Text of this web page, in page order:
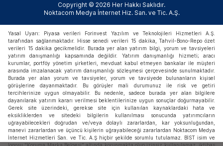
Copyright © 2026 Her Hakkı Saklıdır.
Noktacom Medya İnternet Hiz. San. ve Tic. A.Ş.
Yasal Uyarı: Piyasa verileri Forinvest Yazılım ve Teknolojileri Hizmetleri A.Ş.
tarafından sağlanmaktadır. Hisse senedi verileri 15 dakika, Tahvil-Bono-Repo özet
verileri 15 dakika gecikmelidir. Burada yer alan yatırım bilgi, yorum ve tavsiyeleri
yatırım danışmanlığı kapsamında değildir. Yatırım danışmanlığı hizmeti; aracı
kurumlar, portföy yönetim şirketleri, mevduat kabul etmeyen bankalar ile müşteri
arasında imzalanacak yatırım danışmanlığı sözleşmesi çerçevesinde sunulmaktadır.
Burada yer alan yorum ve tavsiyeler, yorum ve tavsiyede bulunanların kişisel
görüşlerine dayanmaktadır. Bu görüşler mali durumunuz ile risk ve getiri
tercihlerinize uygun olmayabilir. Bu nedenle, sadece burada yer alan bilgilere
dayanılarak yatırım kararı verilmesi beklentilerinize uygun sonuçlar doğurmayabilir.
Gerek site üzerindeki, gerekse site için kullanılan kaynaklardaki hata ve
eksikliklerden ve sitedeki bilgilerin kullanılması sonucunda yatırımcıların
uğrayabilecekleri doğrudan ve/veya dolaylı zararlardan, kar yoksunluğundan,
manevi zararlardan ve üçüncü kişilerin uğrayabileceği zararlardan Noktacom Medya
İnternet Hizmetleri San. ve Tic. A.Ş hiçbir şekilde sorumlu tutulamaz. BİST isim ve